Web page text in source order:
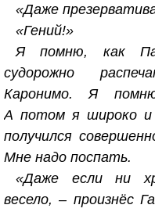
«Даже
«Гений!»
Я помню, как
судорожно
Каронимо. Я
А потом я широко и
получился
Мне надо поспать.
«Даже если ни
весело, – произнёс